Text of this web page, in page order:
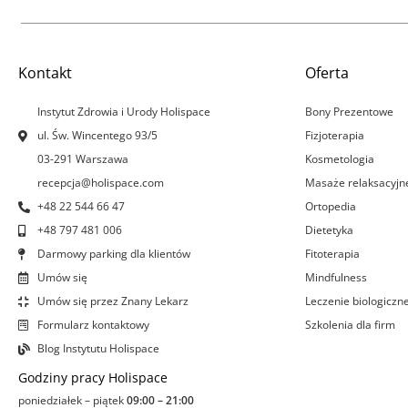
Kontakt
Instytut Zdrowia i Urody Holispace
ul. Św. Wincentego 93/5
03-291 Warszawa
recepcja@holispace.com
+48 22 544 66 47
+48 797 481 006
Darmowy parking dla klientów
Umów się
Umów się przez Znany Lekarz
Formularz kontaktowy
Blog Instytutu Holispace
Godziny pracy Holispace
poniedziałek – piątek09:00 – 21:00
Oferta
Bony Prezentowe
Fizjoterapia
Kosmetologia
Masaże
Ortopedia
Dietetyka
Fitoterapia
Mindfulness
Leczenie biologiczne
Szkolenia dla firm